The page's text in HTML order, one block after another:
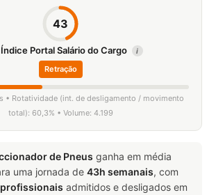
43
Índice Portal Salário do Cargo i
Retração
• Rotatividade (int. de desligamento / movimento
total): 60,3% • Volume: 4.199
de Pneus ganha em média
uma jornada de 43h semanais, com
admitidos e desligados em